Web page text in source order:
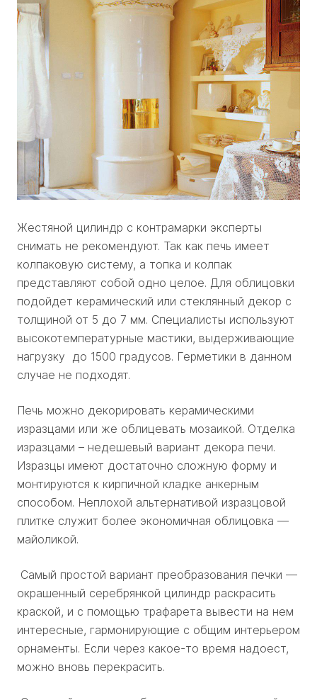
Жестяной цилиндр с контрамарки эксперты
снимать не рекомендуют. Так как печь имеет
колпаковую систему, а топка и колпак
представляют собой одно целое. Для облицовки
подойдет керамический или стеклянный декор с
толщиной от 5 до 7 мм. Специалисты используют
высокотемпературные мастики, выдерживающие
нагрузку до 1500 градусов. Герметики в данном
случае не подходят.
Печь можно декорировать керамическими
изразцами или же облицевать мозаикой. Отделка
изразцами – недешевый вариант декора печи.
Изразцы имеют достаточно сложную форму и
монтируются к кирпичной кладке анкерным
способом. Неплохой альтернативой изразцовой
плитке служит более экономичная облицовка —
майоликой.
Самый простой вариант преобразования печки —
окрашенный серебрянкой цилиндр раскрасить
краской, и с помощью трафарета вывести на нем
интересные, гармонирующие с общим интерьером
орнаменты. Если через какое-то время надоест,
можно вновь перекрасить.